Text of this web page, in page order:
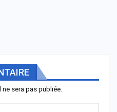
ne sera pas publiée.